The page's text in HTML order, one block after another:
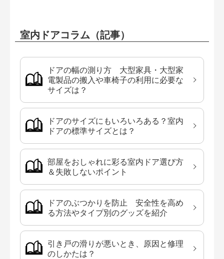
室内ドアコラム（記事）
ドアの幅の測り方 大型家具・大型家
電製品の搬入や車椅子の利用に必要な
サイズは？
ドアのサイズにもいろいろある？室内
ドアの標準サイズとは？
部屋をおしゃれに彩る室内ドア選び方
＆失敗しないポイント
ドアのぶつかりを防止 安全性を高め
る方法やタイプ別のグッズを紹介
引き戸の滑りが悪いとき、原因と修理
のしかたは？